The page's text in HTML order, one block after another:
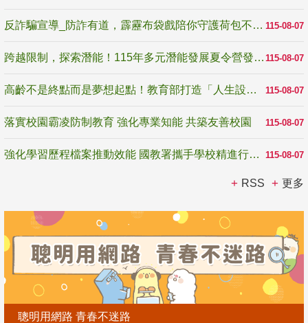
115-08-07
反詐騙宣導_防詐有道，霹靂布袋戲陪你守護荷包不受騙
115-08-07
跨越限制，探索潛能！115年多元潛能發展夏令營發掘生命無限可能
115-08-07
高齡不是終點而是夢想起點！教育部打造「人生設計夢工場」 參展第3屆高齡健康產業博覽會
115-08-07
落實校園霸凌防制教育 強化專業知能 共築友善校園
115-08-07
強化學習歷程檔案推動效能 國教署攜手學校精進行政與教學支持
RSS 更多
聰明用網路 青春不迷路